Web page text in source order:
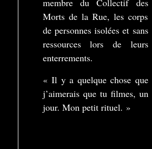
membre du Collectif des
Morts de la Rue, les corps
de personnes isolées et sans
ressources lors de leurs
enterrements.
« Il y a quelque chose que
j’aimerais que tu filmes, un
jour. Mon petit rituel. »
fullscreen